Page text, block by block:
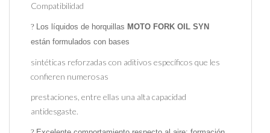
Compatibilidad
? Los líquidos de horquillas MOTO FORK OIL SYN
están formulados con bases
sintéticas reforzadas con aditivos específicos que les
confieren numerosas
prestaciones, entre ellas una alta capacidad
antidesgaste.